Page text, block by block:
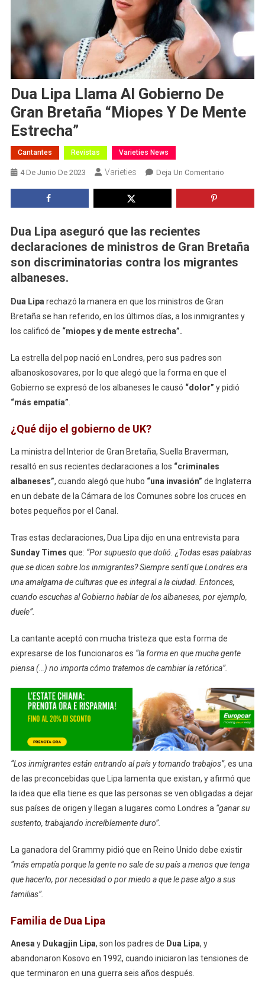
Dua Lipa Llama Al Gobierno De
Gran Bretaña “miopes Y De Mente
Estrecha”
Cantantes Revistas Varieties News
4 De Junio De 2023 Varieties Deja Un ComentarioEn
Gobierno
De
Gran
De
Dua Lipa aseguró que las recientes
declaraciones de ministros de Gran Bretaña
son discriminatorias contra los migrantes
albaneses.
Dua Lipa rechazó la manera en que los ministros de Gran
Bretaña se han referido, en los últimos días, a los inmigrantes y
los calificó de “miopes y de mente estrecha”.
La estrella del pop nació en Londres, pero sus padres son
albanoskosovares, por lo que alegó que la forma en que el
Gobierno se expresó de los albaneses le causó “dolor” y pidió
“más empatía”
¿Qué dijo el gobierno de UK?
La ministra del Interior de Gran Bretaña, Suella Braverman,
resaltó en sus recientes declaraciones a los “criminales
albaneses”, cuando alegó que hubo “una invasión” de Inglaterra
en un debate de la Cámara de los Comunes sobre los cruces en
botes pequeños por el Canal.
Tras estas declaraciones, Dua Lipa dijo en una entrevista para
Sunday Times que: “Por supuesto que dolió. ¿Todas esas palabras
que se dicen sobre los inmigrantes? Siempre sentí que Londres era
una amalgama de culturas que es integral a la ciudad. Entonces,
cuando escuchas al Gobierno hablar de los albaneses, por ejemplo,
duele”.
La cantante aceptó con mucha tristeza que esta forma de
expresarse de los funcionaros es “la forma en que mucha gente
piensa (…) no importa cómo tratemos de cambiar la retórica”.
“Los inmigrantes están entrando al país y tomando trabajos”, es una
de las preconcebidas que Lipa lamenta que existan, y afirmó que
la idea que ella tiene es que las personas se ven obligadas a dejar
sus países de origen y llegan a lugares como Londres a “ganar su
sustento, trabajando increíblemente duro”.
La ganadora del Grammy pidió que en Reino Unido debe existir
“más empatía porque la gente no sale de su país a menos que tenga
que hacerlo, por necesidad o por miedo a que le pase algo a sus
familias”.
Familia de Dua Lipa
Anesa y Dukagjin Lipa, son los padres de Dua Lipa, y
abandonaron Kosovo en 1992, cuando iniciaron las tensiones de
que terminaron en una guerra seis años después.